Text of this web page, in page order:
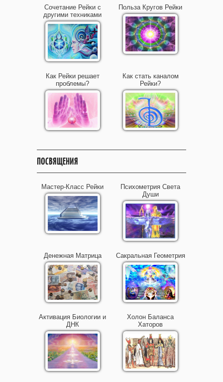
Сочетание Рейки с
другими техниками
Польза Кругов Рейки
Как Рейки решает
проблемы?
Как стать каналом
Рейки?
ПОСВЯЩЕНИЯ
Мастер-Класс Рейки
Психометрия Света
Души
Денежная Матрица Сакральная Геометрия
Активация Биологии и
ДНК
Холон Баланса
Хаторов